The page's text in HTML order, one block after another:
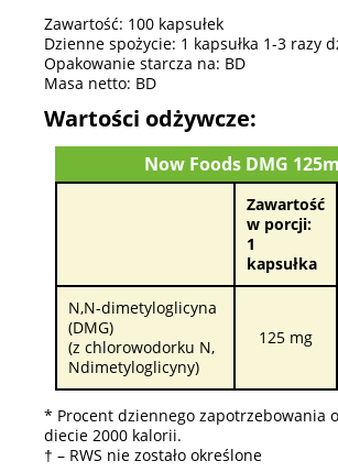
Zawartość: 100 kapsułek
Dzienne spożycie: 1 kapsułka 1-3 razy
Opakowanie starcza na: BD
Masa netto: BD
Wartości odżywcze:
Now Foods DMG
Zawartość
w porcji:
1
kapsułka
N,N-dimetyloglicyna
(DMG)
(z chlorowodorku N,
Ndimetyloglicyny)
125 mg
* Procent dziennego zapotrzebowania
diecie 2000 kalorii.
† – RWS nie zostało określone